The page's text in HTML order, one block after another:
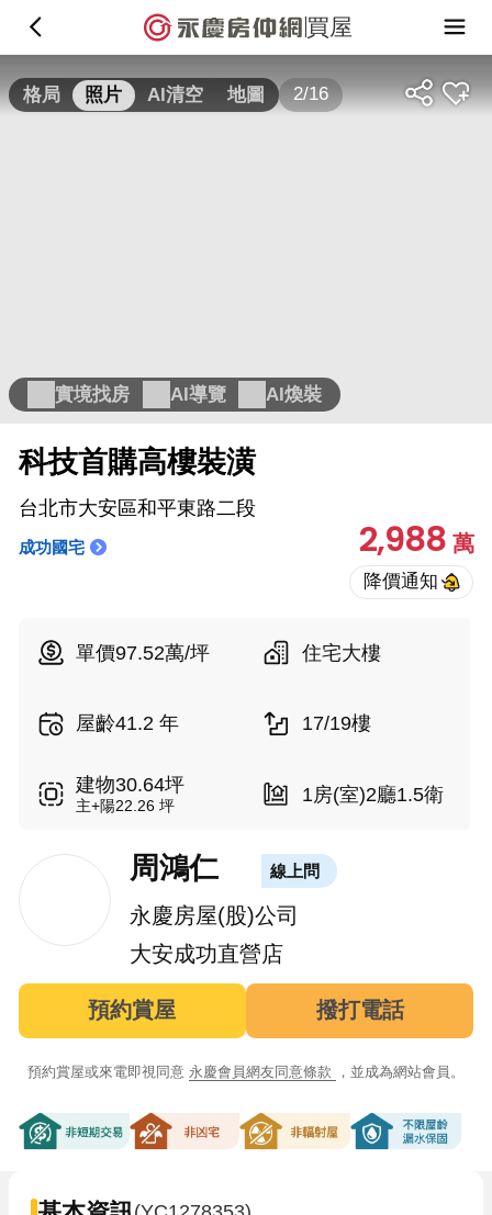
買屋
格局 照片 AI清空 地圖 2/16
實境找房 AI導覽 AI煥裝
科技首購高樓裝潢
台北市大安區和平東路二段
成功國宅 2,988萬
單價97.52萬/坪 住宅大樓
屋齡41.2 年 17/19樓
建物30.64坪
主+陽22.26 坪 1房(室)2廳1.5衛
周鴻仁 線上問
永慶房屋(股)公司
大安成功直營店
預約賞屋 撥打電話
預約賞屋或來電即視同意 永慶會員網友同意條款 ，並成為網站會員。